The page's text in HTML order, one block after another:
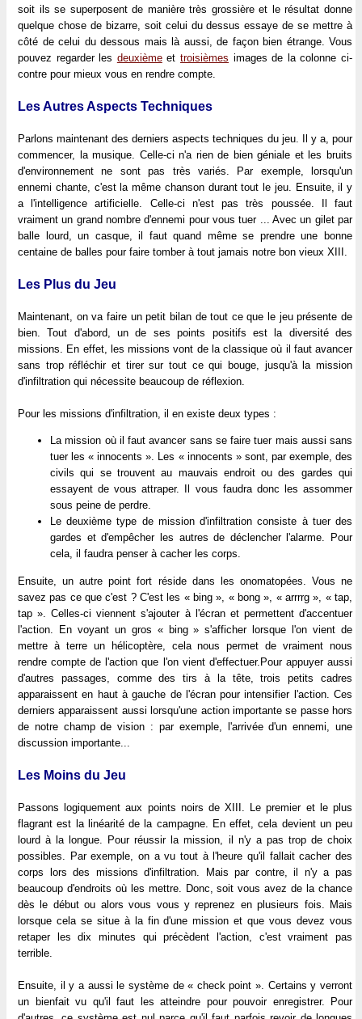
soit ils se superposent de manière très grossière et le résultat donne
quelque chose de bizarre, soit celui du dessus essaye de se mettre à
côté de celui du dessous mais là aussi, de façon bien étrange. Vous
pouvez regarder les deuxièmeettroisièmes images de la colonne ci-
contre pour mieux vous en rendre compte.
Les Autres Aspects Techniques
Parlons maintenant des derniers aspects techniques du jeu. Il y a, pour
commencer, la musique. Celle-ci n'a rien de bien géniale et les bruits
d'environnement ne sont pas très variés. Par exemple, lorsqu'un
ennemi chante, c'est la même chanson durant tout le jeu. Ensuite, il y
a l'intelligence artificielle. Celle-ci n'est pas très poussée. Il faut
vraiment un grand nombre d'ennemi pour vous tuer ... Avec un gilet par
balle lourd, un casque, il faut quand même se prendre une bonne
centaine de balles pour faire tomber à tout jamais notre bon vieux XIII.
Les Plus du Jeu
Maintenant, on va faire un petit bilan de tout ce que le jeu présente de
bien. Tout d'abord, un de ses points positifs est la diversité des
missions. En effet, les missions vont de la classique où il faut avancer
sans trop réfléchir et tirer sur tout ce qui bouge, jusqu'à la mission
d'infiltration qui nécessite beaucoup de réflexion.
Pour les missions d'infiltration, il en existe deux types :
La mission où il faut avancer sans se faire tuer mais aussi sans
tuer les « innocents ». Les « innocents » sont, par exemple, des
civils qui se trouvent au mauvais endroit ou des gardes qui
essayent de vous attraper. Il vous faudra donc les assommer
sous peine de perdre.
Le deuxième type de mission d'infiltration consiste à tuer des
gardes et d'empêcher les autres de déclencher l'alarme. Pour
cela, il faudra penser à cacher les corps.
Ensuite, un autre point fort réside dans les onomatopées. Vous ne
savez pas ce que c'est ? C'est les « bing », « bong », « arrrrg », « tap,
tap ». Celles-ci viennent s'ajouter à l'écran et permettent d'accentuer
l'action. En voyant un gros « bing » s'afficher lorsque l'on vient de
mettre à terre un hélicoptère, cela nous permet de vraiment nous
rendre compte de l'action que l'on vient d'effectuer.Pour appuyer aussi
d'autres passages, comme des tirs à la tête, trois petits cadres
apparaissent en haut à gauche de l'écran pour intensifier l'action. Ces
derniers apparaissent aussi lorsqu'une action importante se passe hors
de notre champ de vision : par exemple, l'arrivée d'un ennemi, une
discussion importante...
Les Moins du Jeu
Passons logiquement aux points noirs de XIII. Le premier et le plus
flagrant est la linéarité de la campagne. En effet, cela devient un peu
lourd à la longue. Pour réussir la mission, il n'y a pas trop de choix
possibles. Par exemple, on a vu tout à l'heure qu'il fallait cacher des
corps lors des missions d'infiltration. Mais par contre, il n'y a pas
beaucoup d'endroits où les mettre. Donc, soit vous avez de la chance
dès le début ou alors vous vous y reprenez en plusieurs fois. Mais
lorsque cela se situe à la fin d'une mission et que vous devez vous
retaper les dix minutes qui précèdent l'action, c'est vraiment pas
terrible.
Ensuite, il y a aussi le système de « check point ». Certains y verront
un bienfait vu qu'il faut les atteindre pour pouvoir enregistrer. Pour